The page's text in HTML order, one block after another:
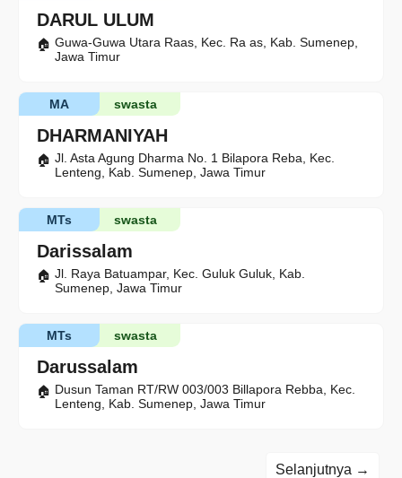
DARUL ULUM
Guwa-Guwa Utara Raas, Kec. Ra as, Kab. Sumenep,
Jawa Timur
DHARMANIYAH
swasta
MA
Jl. Asta Agung Dharma No. 1 Bilapora Reba, Kec.
Lenteng, Kab. Sumenep, Jawa Timur
Darissalam
swasta
MTs
Jl. Raya Batuampar, Kec. Guluk Guluk, Kab.
Sumenep, Jawa Timur
Darussalam
swasta
MTs
Dusun Taman RT/RW 003/003 Billapora Rebba, Kec.
Lenteng, Kab. Sumenep, Jawa Timur
Selanjutnya →